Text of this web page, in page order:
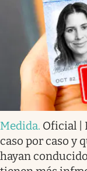
Medida. Oficial |
caso por caso y
hayan